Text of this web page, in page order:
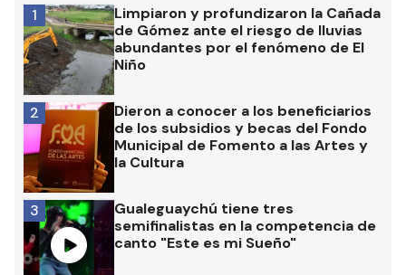
Limpiaron y profundizaron la Cañada
de Gómez ante el riesgo de lluvias
abundantes por el fenómeno de El
Niño
1
Dieron a conocer a los beneficiarios
de los subsidios y becas del Fondo
Municipal de Fomento a las Artes y
la Cultura
2
Gualeguaychú tiene tres
semifinalistas en la competencia de
canto "Este es mi Sueño"
3